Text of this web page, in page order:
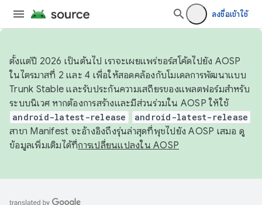
ลงชื่อเข้าใช้
ตั้งแต่ปี 2026 เป็นต้นไป เราจะเผยแพร่ซอร์สโค้ดไปยัง AOSP
ในไตรมาสที่ 2 และ 4 เพื่อให้สอดคล้องกับโมเดลการพัฒนาแบบ
Trunk Stable และรับประกันความเสถียรของแพลตฟอร์มสำหรับ
ระบบนิเวศ หากต้องการสร้างและมีส่วนร่วมใน AOSP ให้ใช้
android-latest-release android-latest-release
สาขา Manifest จะอ้างอิงถึงรุ่นล่าสุดที่พุชไปยัง AOSP เสมอ ดู
ข้อมูลเพิ่มเติมได้ที่การเปลี่ยนแปลงใน AOSP